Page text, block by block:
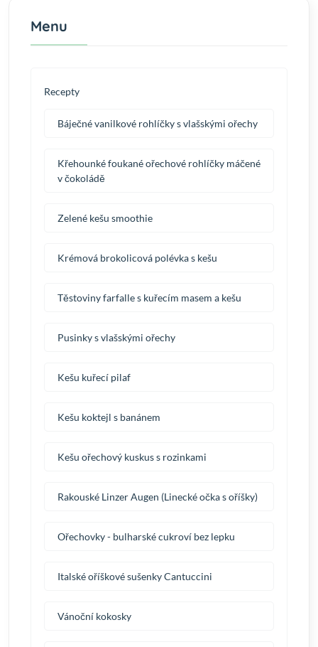
Menu
Recepty
Báječné vanilkové rohlíčky s vlašskými ořechy
Křehounké foukané ořechové rohlíčky máčené
v čokoládě
Zelené kešu smoothie
Krémová brokolicová polévka s kešu
Těstoviny farfalle s kuřecím masem a kešu
Pusinky s vlašskými ořechy
Kešu kuřecí pilaf
Kešu koktejl s banánem
Kešu ořechový kuskus s rozinkami
Rakouské Linzer Augen (Linecké očka s oříšky)
Ořechovky - bulharské cukroví bez lepku
Italské oříškové sušenky Cantuccini
Vánoční kokosky